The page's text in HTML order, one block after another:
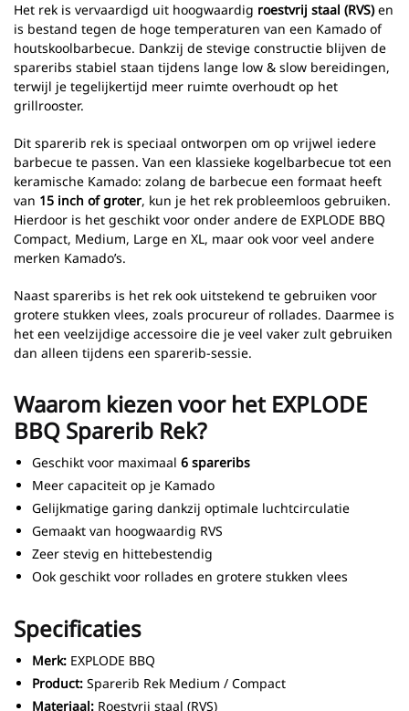
Het rek is vervaardigd uit hoogwaardig roestvrij staal (RVS)en
is bestand tegen de hoge temperaturen van een Kamado of
houtskoolbarbecue. Dankzij de stevige constructie blijven de
spareribs stabiel staan tijdens lange low & slow bereidingen,
terwijl je tegelijkertijd meer ruimte overhoudt op het
grillrooster.
Dit sparerib rek is speciaal ontworpen om op vrijwel iedere
barbecue te passen. Van een klassieke kogelbarbecue tot een
keramische Kamado: zolang de barbecue een formaat heeft
van 15 inch of groter, kun je het rek probleemloos gebruiken.
Hierdoor is het geschikt voor onder andere de EXPLODE BBQ
Compact, Medium, Large en XL, maar ook voor veel andere
merken Kamado’s.
Naast spareribs is het rek ook uitstekend te gebruiken voor
grotere stukken vlees, zoals procureur of rollades. Daarmee is
het een veelzijdige accessoire die je veel vaker zult gebruiken
dan alleen tijdens een sparerib-sessie.
Waarom kiezen voor het EXPLODE
BBQ Sparerib Rek?
Geschikt voor maximaal 6 spareribs
Meer capaciteit op je Kamado
Gelijkmatige garing dankzij optimale luchtcirculatie
Gemaakt van hoogwaardig RVS
Zeer stevig en hittebestendig
Ook geschikt voor rollades en grotere stukken vlees
Specificaties
Merk: EXPLODE BBQ
Product: Sparerib Rek Medium / Compact
Materiaal: Roestvrij staal (RVS)